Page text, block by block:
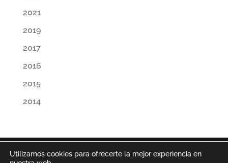
2021
2019
2017
2016
2015
2014
Utilizamos cookies para ofrecerte la mejor experiencia en